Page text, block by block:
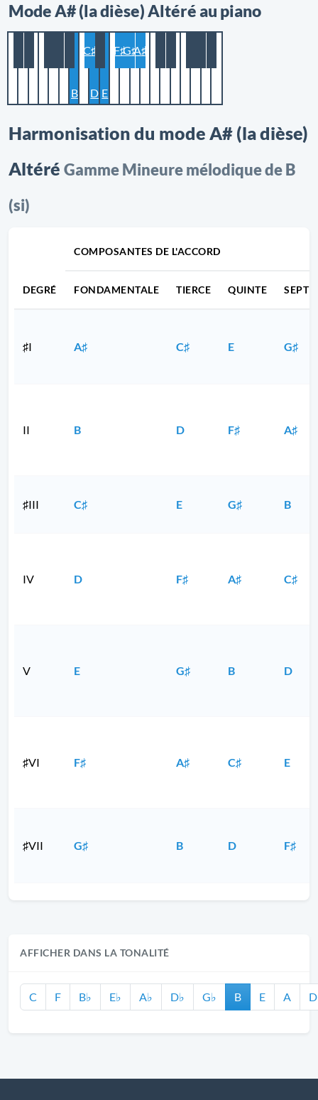
Mode A# (la dièse) Altéré au piano
B
C♯
D E
F♯G♯A♯
Harmonisation du mode A# (la dièse)
Altéré Gamme Mineure mélodique de B
(si)
DEGRÉ
COMPOSANTES DE L'ACCORD
FONDAMENTALE TIERCE QUINTE
♯I A♯ C♯ E G♯
II B D F♯ A♯
♯III C♯ E G♯ B
IV D F♯ A♯ C♯
V E G♯ B D
♯VI F♯ A♯ C♯ E
♯VII G♯ B D F♯
AFFICHER DANS LA TONALITÉ
C F B♭ E♭ A♭ D♭ G♭ B E A D